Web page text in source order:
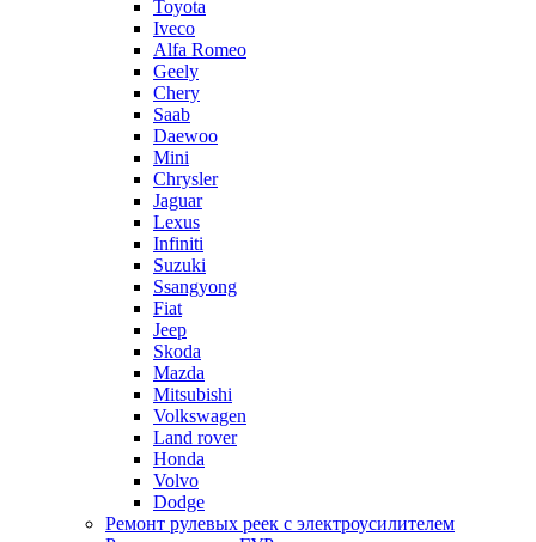
Toyota
Iveco
Alfa Romeo
Geely
Chery
Saab
Daewoo
Mini
Chrysler
Jaguar
Lexus
Infiniti
Suzuki
Ssangyong
Fiat
Jeep
Skoda
Mazda
Mitsubishi
Volkswagen
Land rover
Honda
Volvo
Dodge
Ремонт рулевых реек с электроусилителем